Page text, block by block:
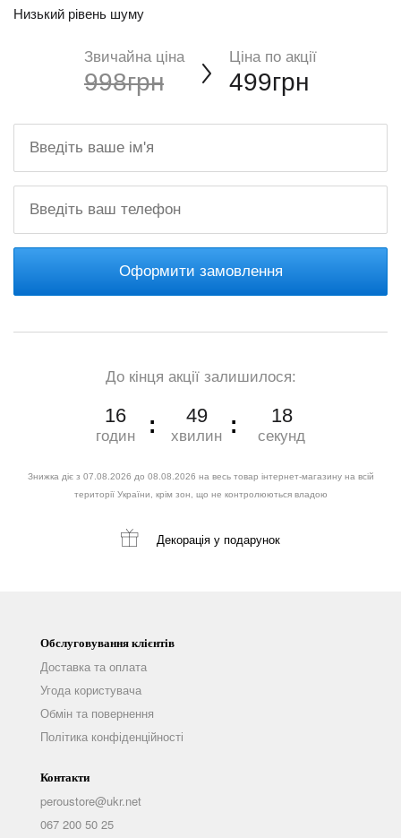
Низький рівень шуму
Звичайна ціна
998грн
Ціна по акції
499грн
Оформити замовлення
До кінця акції залишилося:
16
годин
49
хвилин
17
секунд
Знижка діє з 07.08.2026 до 08.08.2026 на весь товар інтернет-магазину на всій
території України, крім зон, що не контролюються владою
Декорація у подарунок
Обслуговування клієнтів
Доставка та оплата
Угода користувача
Обмін та повернення
Політика конфіденційності
Контакти
peroustore@ukr.net
067 200 50 25